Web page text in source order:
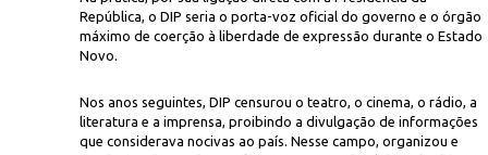
República, o DIP seria o porta-voz oficial do governo e o órgão
máximo de coerção à liberdade de expressão durante o Estado
Novo.
Nos anos seguintes, DIP censurou o teatro, o cinema, o rádio, a
literatura e a imprensa, proibindo a divulgação de informações
que considerava nocivas ao país. Nesse campo, organizou e